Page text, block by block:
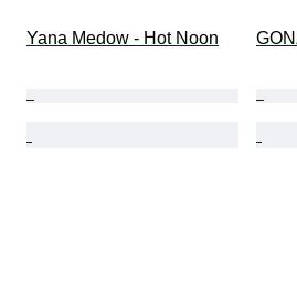
Yana Medow - Hot Noon